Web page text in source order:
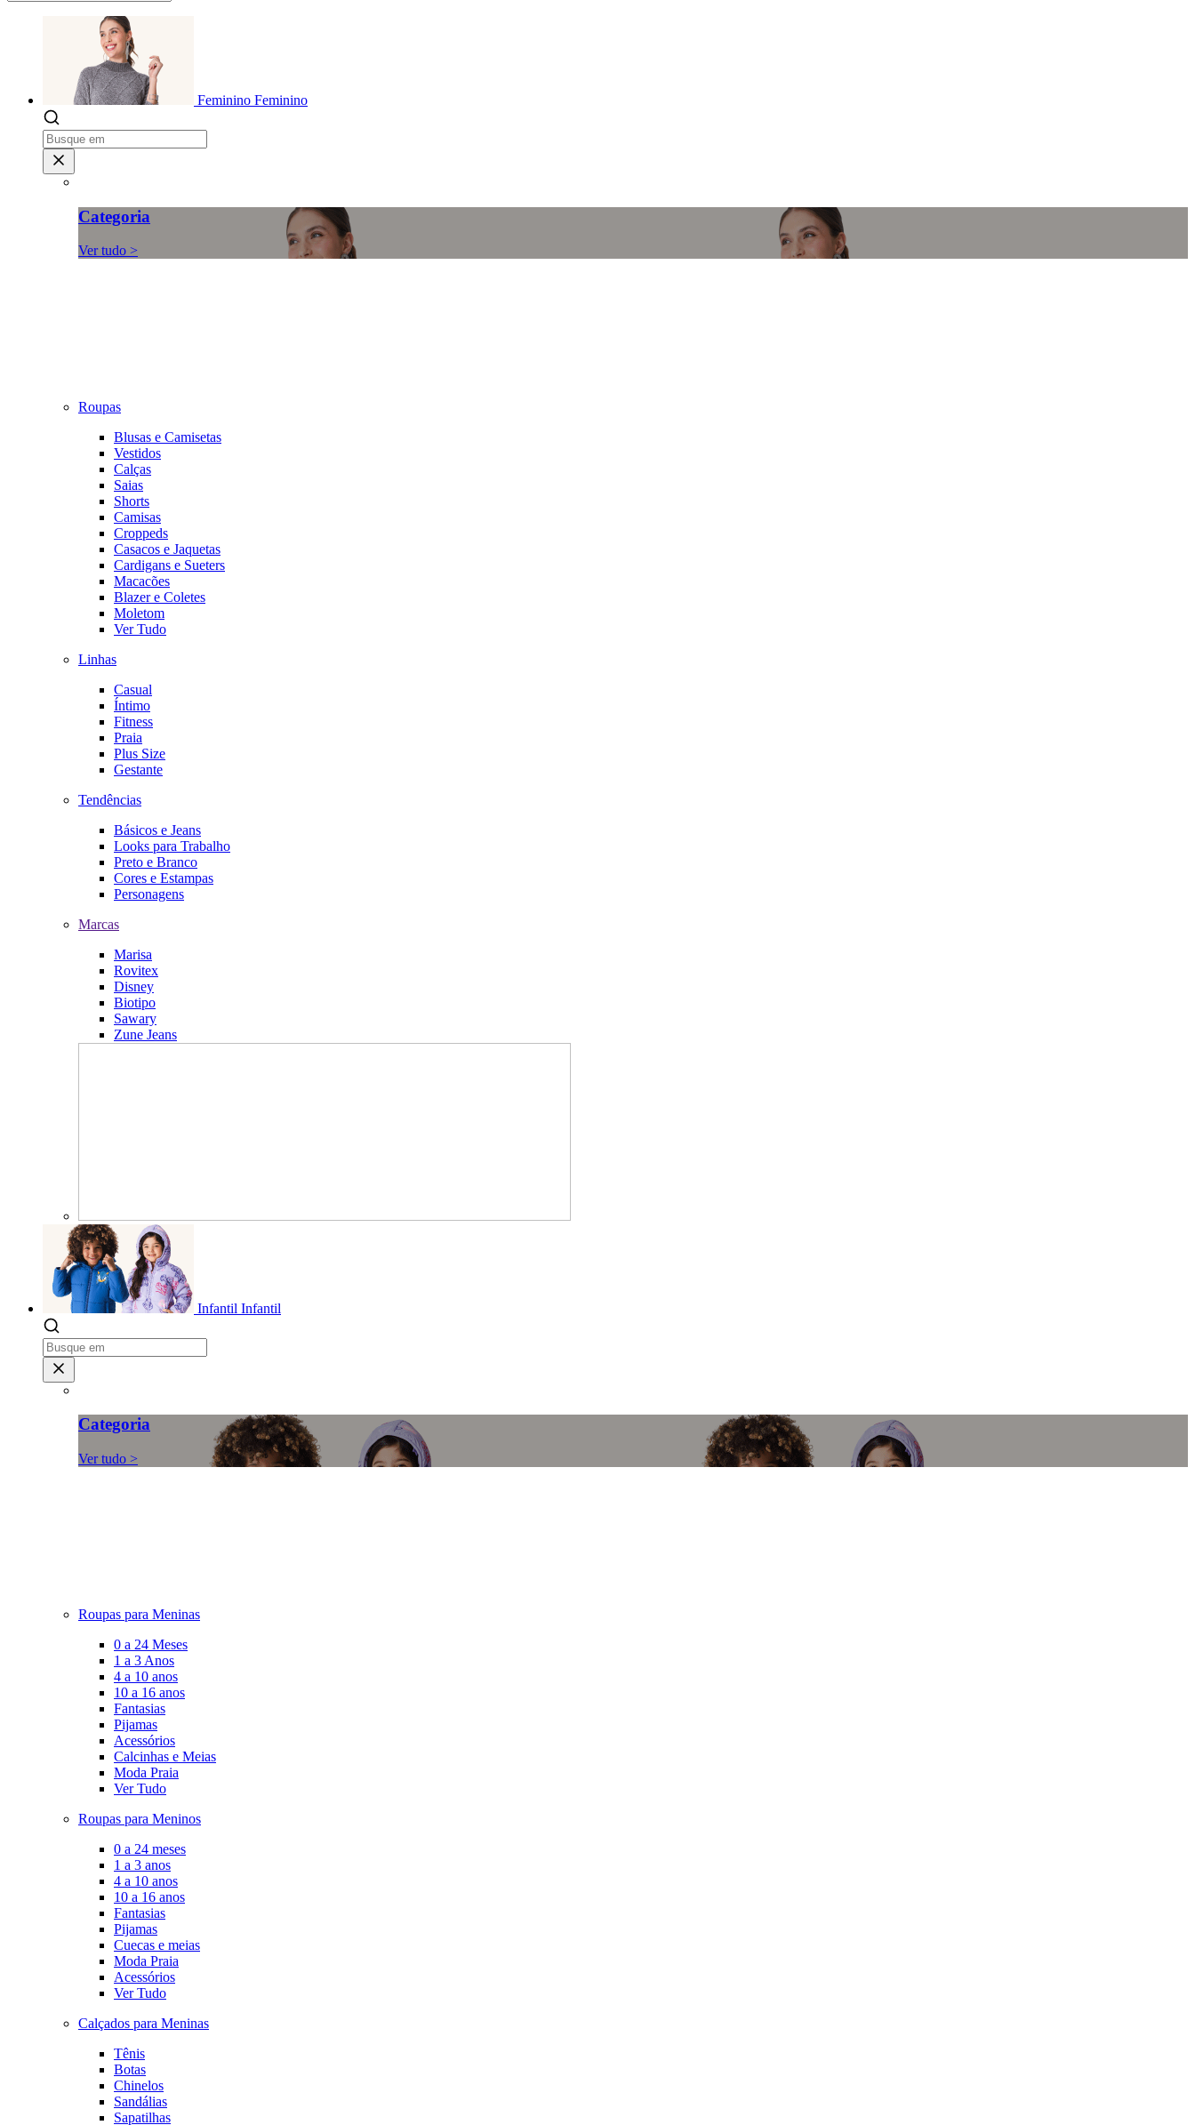
Feminino Feminino
Categoria
Ver tudo >
Roupas
Blusas e Camisetas
Vestidos
Calças
Saias
Shorts
Camisas
Croppeds
Casacos e Jaquetas
Cardigans e Sueters
Macacões
Blazer e Coletes
Moletom
Ver Tudo
Linhas
Casual
Íntimo
Fitness
Praia
Plus Size
Gestante
Tendências
Básicos e Jeans
Looks para Trabalho
Preto e Branco
Cores e Estampas
Personagens
Marcas
Marisa
Rovitex
Disney
Biotipo
Sawary
Zune Jeans
Infantil Infantil
Categoria
Ver tudo >
Roupas para Meninas
0 a 24 Meses
1 a 3 Anos
4 a 10 anos
10 a 16 anos
Fantasias
Pijamas
Acessórios
Calcinhas e Meias
Moda Praia
Ver Tudo
Roupas para Meninos
0 a 24 meses
1 a 3 anos
4 a 10 anos
10 a 16 anos
Fantasias
Pijamas
Cuecas e meias
Moda Praia
Acessórios
Ver Tudo
Calçados para Meninas
Tênis
Botas
Chinelos
Sandálias
Sapatilhas